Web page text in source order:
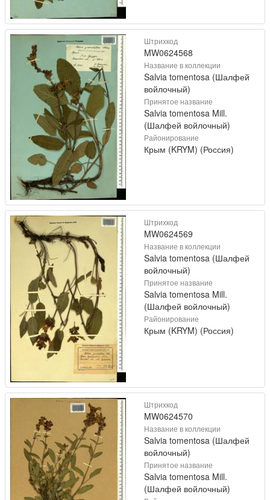
Штрихкод
MW0624568
Название в коллекции
Salvia tomentosa (Шалфей
войлочный)
Принятое название
Salvia tomentosa Mill.
(Шалфей войлочный)
Районирование
Крым (KRYM) (Россия)
Штрихкод
MW0624569
Название в коллекции
Salvia tomentosa (Шалфей
войлочный)
Принятое название
Salvia tomentosa Mill.
(Шалфей войлочный)
Районирование
Крым (KRYM) (Россия)
Штрихкод
MW0624570
Название в коллекции
Salvia tomentosa (Шалфей
войлочный)
Принятое название
Salvia tomentosa Mill.
(Шалфей войлочный)